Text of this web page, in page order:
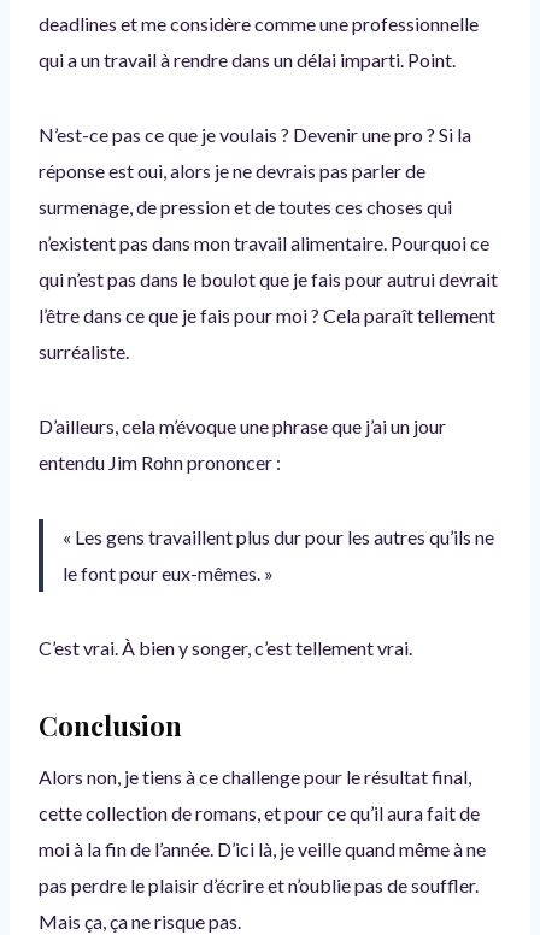
deadlines et me considère comme une professionnelle
qui a un travail à rendre dans un délai imparti. Point.
N’est-ce pas ce que je voulais ? Devenir une pro ? Si la
réponse est oui, alors je ne devrais pas parler de
surmenage, de pression et de toutes ces choses qui
n’existent pas dans mon travail alimentaire. Pourquoi ce
qui n’est pas dans le boulot que je fais pour autrui devrait
l’être dans ce que je fais pour moi ? Cela paraît tellement
surréaliste.
D’ailleurs, cela m’évoque une phrase que j’ai un jour
entendu Jim Rohn prononcer :
« Les gens travaillent plus dur pour les autres qu’ils ne
le font pour eux-mêmes. »
C’est vrai. À bien y songer, c’est tellement vrai.
Conclusion
Alors non, je tiens à ce challenge pour le résultat final,
cette collection de romans, et pour ce qu’il aura fait de
moi à la fin de l’année. D’ici là, je veille quand même à ne
pas perdre le plaisir d’écrire et n’oublie pas de souffler.
Mais ça, ça ne risque pas.